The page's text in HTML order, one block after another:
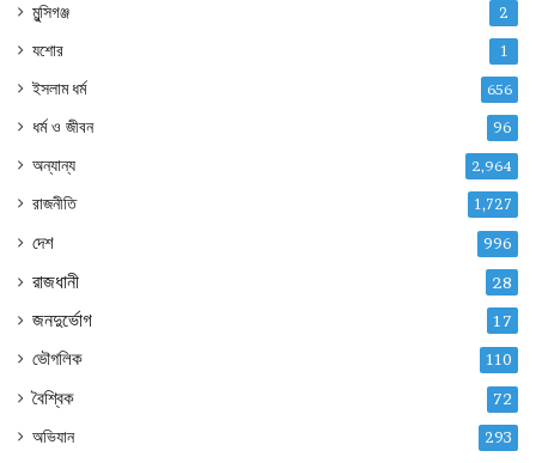
মুন্সিগঞ্জ 2
যশোর 1
ইসলাম ধর্ম 656
ধর্ম ও জীবন 96
অন্যান্য 2,964
রাজনীতি 1,727
দেশ 996
রাজধানী 28
জনদুর্ভোগ 17
ভৌগলিক 110
বৈশ্বিক 72
অভিযান 293